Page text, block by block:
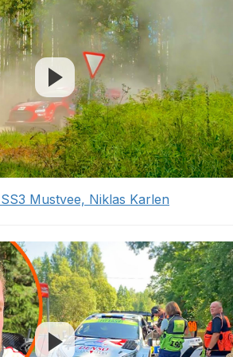
Mustvee, Niklas Karlen